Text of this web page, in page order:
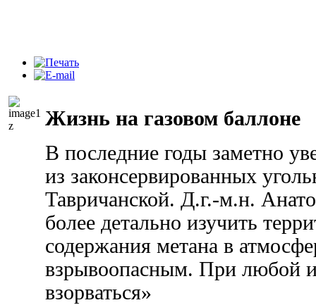
Жизнь на газовом баллоне
В последние годы заметно
из законсервированных
Тавричанской. Д.г.-м.н.
более детально изучить
содержания метана в
взрывоопасным. При любой
взорваться»